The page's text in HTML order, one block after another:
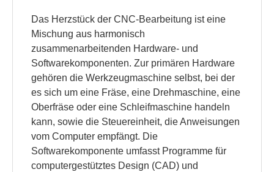
Das Herzstück der CNC-Bearbeitung ist eine
Mischung aus harmonisch
zusammenarbeitenden Hardware- und
Softwarekomponenten. Zur primären Hardware
gehören die Werkzeugmaschine selbst, bei der
es sich um eine Fräse, eine Drehmaschine, eine
Oberfräse oder eine Schleifmaschine handeln
kann, sowie die Steuereinheit, die Anweisungen
vom Computer empfängt. Die
Softwarekomponente umfasst Programme für
computergestütztes Design (CAD) und